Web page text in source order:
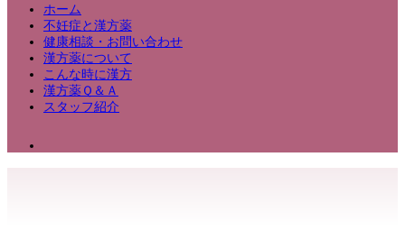
ホーム
不妊症と漢方薬
健康相談・お問い合わせ
漢方薬について
こんな時に漢方
漢方薬Ｑ＆Ａ
スタッフ紹介